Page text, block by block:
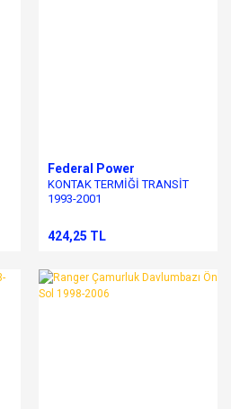
Federal Power
KONTAK TERMİĞİ TRANSİT
1993-2001
424,25 TL